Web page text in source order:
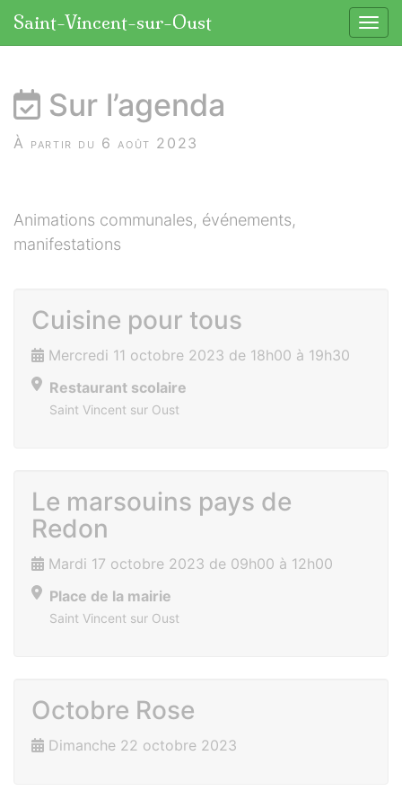
Saint-Vincent-sur-Oust
Sur l’agenda
À partir du 6 août 2023
Animations communales, événements,
manifestations
Cuisine pour tous
Mercredi 11 octobre 2023 de 18h00 à 19h30
Restaurant scolaire
Saint Vincent sur Oust
Le marsouins pays de
Redon
Mardi 17 octobre 2023 de 09h00 à 12h00
Place de la mairie
Saint Vincent sur Oust
Octobre Rose
Dimanche 22 octobre 2023
Panneau de gestion des cookies